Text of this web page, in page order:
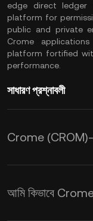
edge direct ledger
platform for
public and private
Crome
platform fortified
performance.
সাধারণ প্রশ্নাবলী
Crome (CROM)-
আমি কিভাবে